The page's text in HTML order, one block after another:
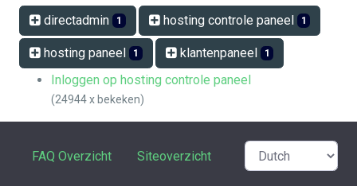
directadmin 1 hosting controle paneel 1
hosting paneel 1 klantenpaneel 1
Inloggen op hosting controle paneel
(24944 x bekeken)
FAQ Overzicht Siteoverzicht